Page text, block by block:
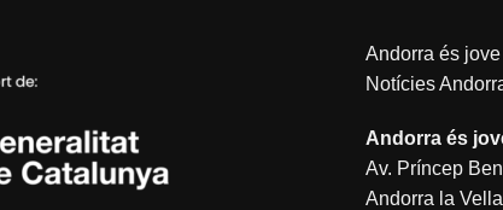
Andorra és
Notícies
Andorra és
Av. Príncep
Andorra la Vella